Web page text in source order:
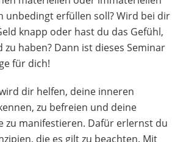
unbedingt erfüllen soll? Wird bei dir
knapp oder hast du das Gefühl,
zu haben? Dann ist dieses Seminar
für dich!
dir helfen, deine inneren
zu befreien und deine
zu manifestieren. Dafür erlernst du
die es gilt zu beachten. Mit